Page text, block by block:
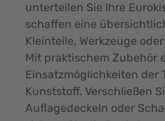
unterteilen Sie Ihre
schaffen eine
Kleinteile, Werkzeuge
Mit praktischem Zubehör
Einsatzmöglichkeiten der
Kunststoff. Verschließen
Auflagedeckeln oder